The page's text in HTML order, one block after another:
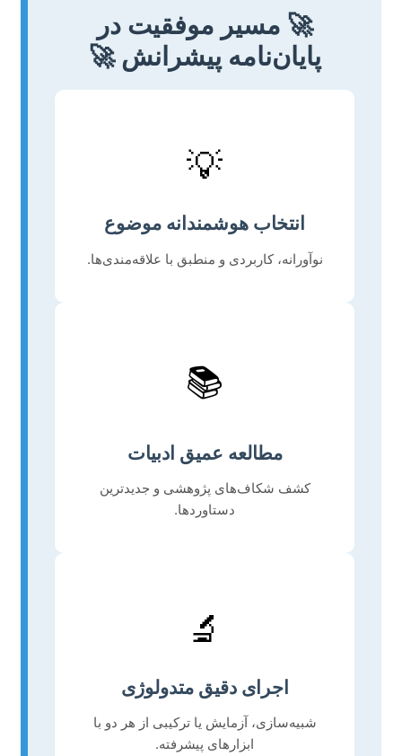
🚀 مسیر موفقیت در
پایان‌نامه پیشرانش 🚀
💡
انتخاب هوشمندانه موضوع
نوآورانه، کاربردی و منطبق با علاقه‌مندی‌ها.
📚
مطالعه عمیق ادبیات
کشف شکاف‌های پژوهشی و جدیدترین
دستاوردها.
🔬
اجرای دقیق متدولوژی
شبیه‌سازی، آزمایش یا ترکیبی از هر دو با
ابزارهای پیشرفته.